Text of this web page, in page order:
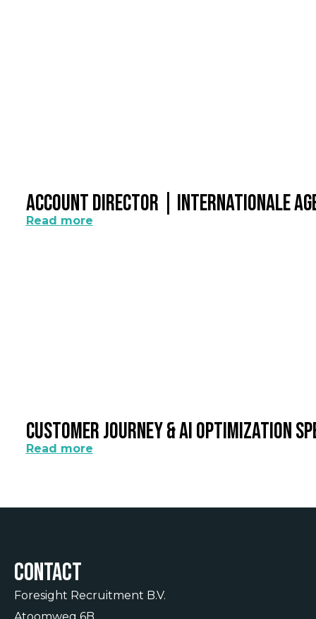
Account Director | Internationale
Read more
Customer Journey & AI Optimization
Read more
Contact
Foresight Recruitment B.V.